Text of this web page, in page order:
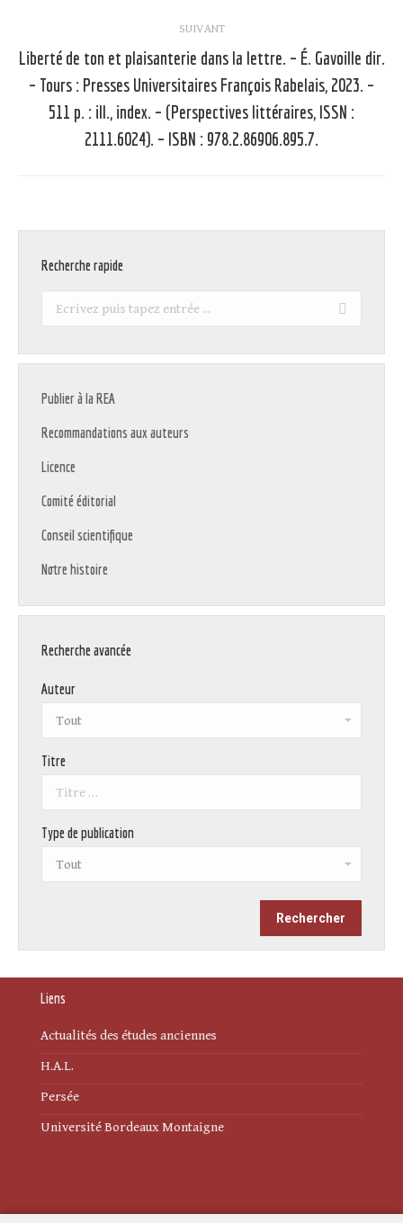
SUIVANT
Article
suivant
:
Liberté de ton et plaisanterie dans la lettre. – É. Gavoille dir.
– Tours : Presses Universitaires François Rabelais, 2023. –
511 p. : ill., index. – (Perspectives littéraires, ISSN :
2111.6024). – ISBN : 978.2.86906.895.7.
Recherche rapide
Recherche
Publier à la REA
Recommandations aux auteurs
Licence
Comité éditorial
Conseil scientifique
Notre histoire
Recherche avancée
Auteur
Titre
Type de publication
Liens
Actualités des études anciennes
H.A.L.
Persée
Université Bordeaux Montaigne